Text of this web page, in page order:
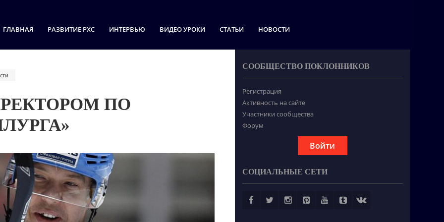
ГЛАВНАЯ РАЗВИТИЕ РХС ИНТЕРВЬЮ ВИДЕО УРОКИ СТАТЬИ НОВОСТИ
ПО
СООБЩЕСТВО ПОКЛОННИКОВ
Регистрация
Активность на сайте
Участники сообщества
Форум
Войти
СОЦИАЛЬНЫЕ СЕТИ